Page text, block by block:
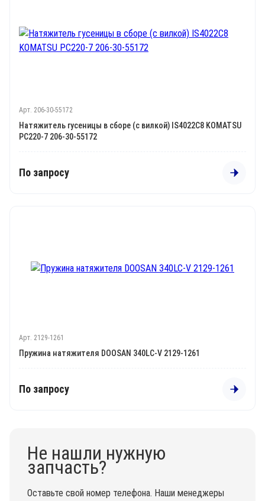
Арт. 206-30-55172
Натяжитель гусеницы в сборе (с вилкой) IS4022C8 KOMATSU
PC220-7 206-30-55172
По запросу
Арт. 2129-1261
Пружина натяжителя DOOSAN 340LC-V 2129-1261
По запросу
Не нашли нужную
запчасть?
Оставьте свой номер телефона. Наши менеджеры